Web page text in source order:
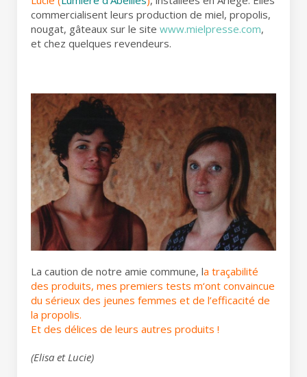
commercialisent leurs production de miel, propolis,
nougat, gâteaux sur le site www.mielpresse.com,
et chez quelques revendeurs.
La caution de notre amie commune, la traçabilité
des produits, mes premiers tests m‘ont convaincue
du sérieux des jeunes femmes et de l’efficacité de
la propolis.
Et des délices de leurs autres produits !
(Elisa et Lucie)